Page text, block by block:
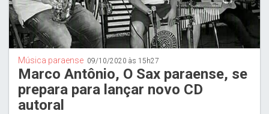
Música paraense 09/10/2020 às 15h27
Marco Antônio, O Sax paraense, se
prepara para lançar novo CD
autoral